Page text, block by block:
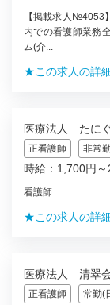
【掲載求人№4053
内での看護師業務
ム(介...
★この求人の詳
医療法人 たに
正看護師 非常
時給：1,700円～
看護師
★この求人の詳
医療法人 清翠
正看護師 常勤(